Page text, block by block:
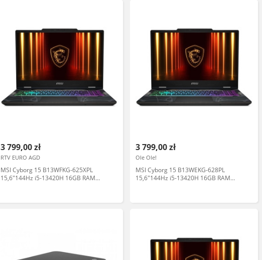
3 799,00 zł
RTV EURO AGD
MSI Cyborg 15 B13WFKG-625XPL
15,6"144Hz i5-13420H 16GB RAM
3 799,00 zł
Ole Ole!
MSI Cyborg 15 B13WEKG-628PL
15,6"144Hz i5-13420H 16GB RAM